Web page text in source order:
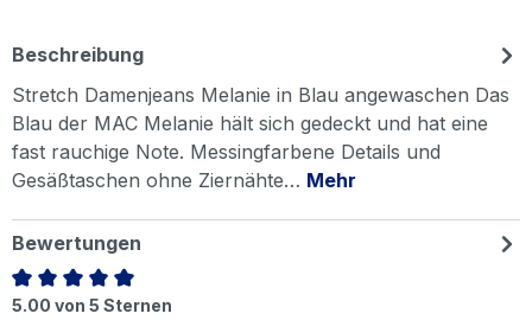
Beschreibung
Stretch Damenjeans Melanie in Blau angewaschen Das
Blau der MAC Melanie hält sich gedeckt und hat eine
fast rauchige Note. Messingfarbene Details und
Gesäßtaschen ohne Ziernähte… Mehr
Bewertungen
Durchschnittliche Bewertung von 5 von 5 Sternen
5.00 von 5 Sternen